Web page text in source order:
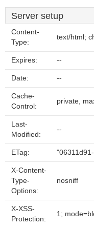
Server setup
Content-
Type:
text/html;
Expires: --
Date: --
Cache-
Control:
private,
Last-
Modified:
--
ETag:
X-Content-
Type-
Options:
nosniff
X-XSS-
Protection:
1;